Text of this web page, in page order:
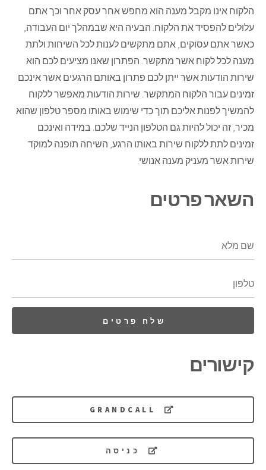
הלקוח אינו מקבל מענה הוא מחפש אחר עסק אחר וכך אתם
עלולים להפסיד את הלקוח. הבעיה היא שבמהלך יום העבודה,
כאשר אתם עסוקים, אתם מתקשים לענות לכל השיחות ולתת
מענה לכל לקוח אשר מתקשר. הפתרון שאנו מציעים לכם הוא
שירות הודעות אשר ייתן לכם פתרון באותם הרגעים אשר אינכם
זמינים עבור הלקוח המתקשר. שירות הודעות מאפשר ללקוח
להמשיך לפנות אליכם תוך כדי שימוש באותו מספר טלפון שהוא
מכיר, זה יכול להיות גם הטלפון הנייד שלכם. במידה ואינכם
זמינים לתת ללקוח שירות באותו הרגע, השיחה תופנה למוקד
שירות אשר מעניק מענה אנושי.
השאר פרטים
קישורים
GRANDCALL
כניסה